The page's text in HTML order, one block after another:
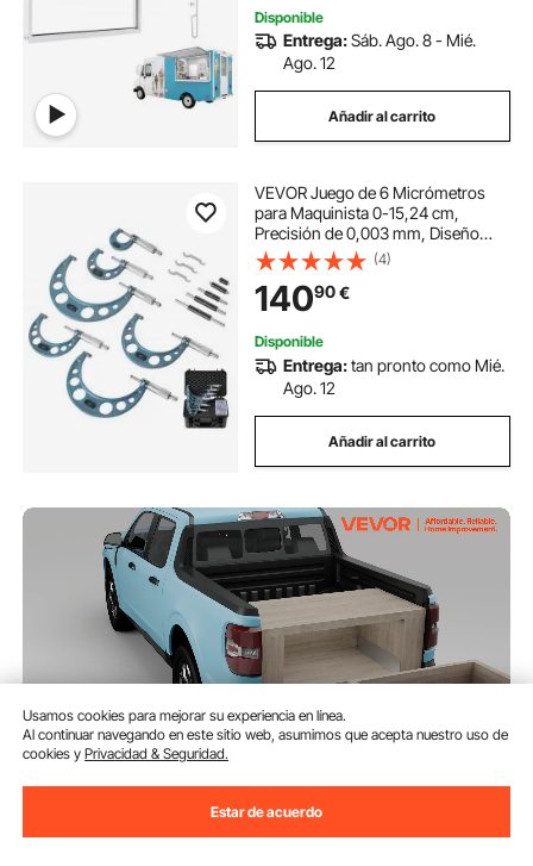
Disponible
Entrega:Sáb. Ago. 8 - Mié.
Ago. 12
Añadir al carrito
VEVOR Juego de 6 Micrómetros
para Maquinista 0-15,24 cm,
Precisión de 0,003 mm, Diseño
Mecánico, Herramientas
Profesionales con Estuche
Protector, para Metalurgia e
Ingeniería, 270 x 140 x 22 mm
(4)
14090€
Disponible
Entrega:tan pronto como Mié.
Ago. 12
Añadir al carrito
VEVOR 1 Par de Correderas
Usamos cookies para mejorar su experiencia en línea.
Al continuar navegando en este sitio web, asumimos que acepta nuestro uso de
cookies yPrivacidad & Seguridad.
Estar de acuerdo